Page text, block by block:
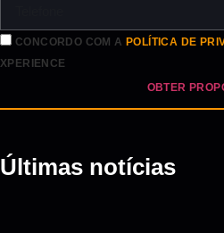
CONCORDO COM APOLÍTICA DE
XPERIENCE
OBTER
Últimas notícias